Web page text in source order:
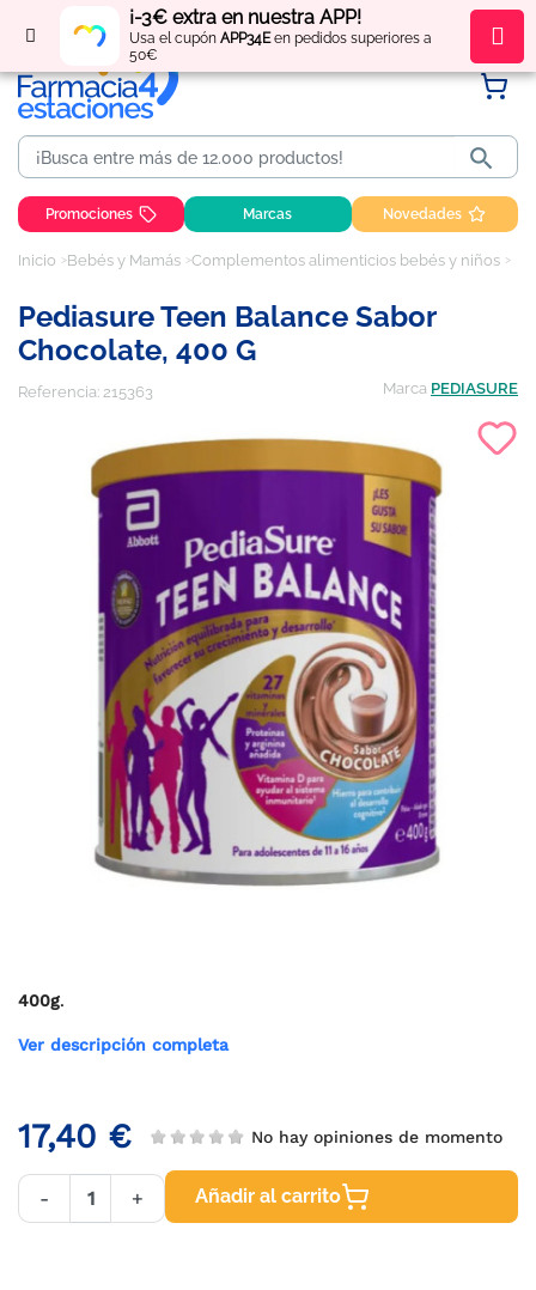
¡-3€ extra en nuestra APP!
Usa el cupón APP34Een pedidos superiores a
50€
Regístratey obténpuntos por tus compras

Promociones Marcas Novedades
Inicio Bebés y Mamás Complementos alimenticios bebés y niños
Pediasure Teen Balance Sabor
Chocolate, 400 G
Referencia: 215363 Marca PEDIASURE
400g.
Ver descripción completa
17,40 € No hay opiniones de momento
- + Añadir al carrito